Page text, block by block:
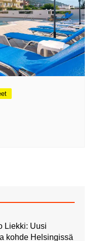
Liekki: Uusi
kohde Helsingissä